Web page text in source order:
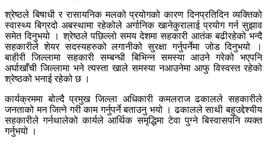
श्रेष्ठले बिषाधी र रासायनिक मलको प्रयोगको कारण दिनप्रतिदिन व्यक्तिको
स्वास्थ्य बिग्रदो अबस्थामा रहेकोले अर्गानिक खानेकुरालाई प्रयोग गर्न सुझाव
समेत दिनुभयो । श्रेष्ठले पछिल्लो समय देशमा सहकारी आतंक बढीरहेको भन्दै
सहकारीले शेयर सदस्यहरुको लगानीको सुरक्षा गर्नुपर्नेमा जोड दिनुभयो ।
बाहीरी जिल्लामा सहकारी सम्बन्धी बिभिन्न समस्या आउने गरेको भएपनि
अर्घाखाँची जिल्लामा भने त्यस्ता खाले समस्या नआउनेमा आफु विस्वस्त रहेको
श्रेष्ठको भनाई रहेको छ ।
कार्यक्रममा बोल्दै प्रमुख जिल्ला अधिकारी कमलराज ढकालले सहकारीले
जनताको मन जित्ने गरी काम गर्नुपर्ने बताउनु भयो । ढकालले साथी बहुउद्देश्यीय
सहकारीले गर्नथालेको कार्यले आर्थिक समृद्धिमा टेवा पुग्ने बिस्वासपनि व्यक्त
गर्नुभयो ।